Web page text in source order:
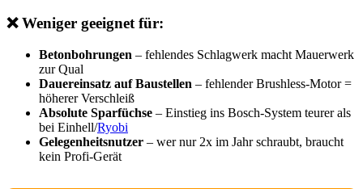
❌ Weniger geeignet für:
Betonbohrungen – fehlendes Schlagwerk macht Mauerwerk
zur Qual
Dauereinsatz auf Baustellen – fehlender Brushless-Motor =
höherer Verschleiß
Absolute Sparfüchse – Einstieg ins Bosch-System teurer als
bei Einhell/Ryobi
Gelegenheitsnutzer – wer nur 2x im Jahr schraubt, braucht
kein Profi-Gerät